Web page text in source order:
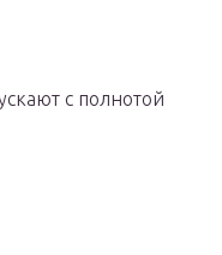
с полнотой